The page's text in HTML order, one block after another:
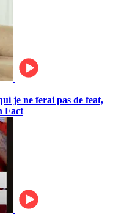
je ne ferai pas de feat,
Fact